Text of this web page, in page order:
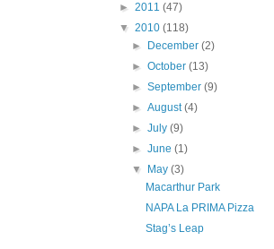
► 2011 (47)
▼ 2010 (118)
►
December(2)
►October(13)
►September(9)
►August(4)
►July(9)
►June(1)
▼
May(3)
Macarthur Park
NAPA La PRIMA Pizza
Stag’s Leap